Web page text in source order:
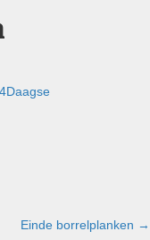
Einde borrelplanken →